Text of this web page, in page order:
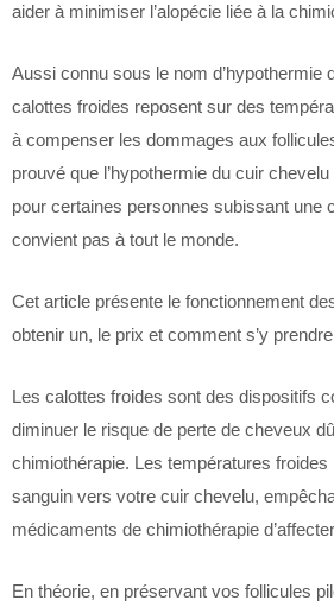
aider à minimiser l’alopécie liée à la
Aussi connu sous le nom d’hypothermie
calottes froides reposent sur des
à compenser les dommages aux
prouvé que l’hypothermie du cuir
pour certaines personnes subissant une
convient pas à tout le monde.
Cet article présente le fonctionnement
obtenir un, le prix et comment s’y
Les calottes froides sont des dispositifs
diminuer le risque de perte de cheveux
chimiothérapie. Les températures
sanguin vers votre cuir chevelu,
médicaments de chimiothérapie
En théorie, en préservant vos follicules